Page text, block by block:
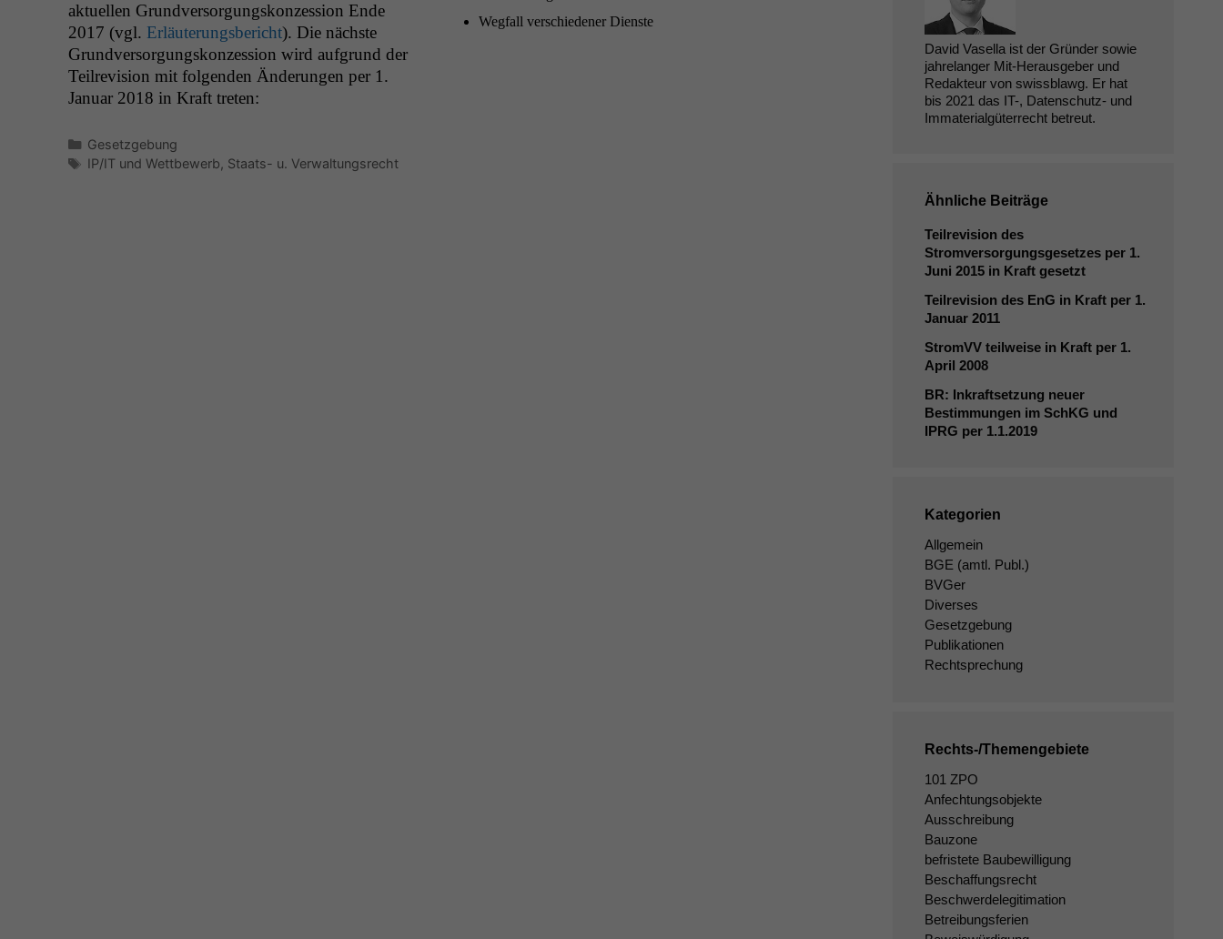
aktuellen Grund­ver­sorgungskonzes­sion Ende
2017 (vgl. Erläuterungs­bericht). Die näch­ste
Grund­ver­sorgungskonzes­sion wird auf­grund der
Teil­re­vi­sion mit fol­gen­den Änderun­gen per 1.
Jan­u­ar 2018 in Kraft treten:
Weg­fall ver­schieden­er Dienste
Kategorien
Gesetzgebung
Schlagwörter
IP/IT und Wettbewerb, Staats- u. Verwaltungsrecht
David Vasella ist der Gründer sowie
jahrelanger Mit-Herausgeber und
Redakteur von swissblawg. Er hat
bis 2021 das IT-, Datenschutz- und
Immaterialgüterrecht betreut.
Ähnliche Beiträge
Teilrevision des
Stromversorgungsgesetzes per 1.
Juni 2015 in Kraft gesetzt
Teilrevision des EnG in Kraft per 1.
Januar 2011
StromVV teilweise in Kraft per 1.
April 2008
BR: Inkraftsetzung neuer
Bestimmungen im SchKG und
IPRG per 1.1.2019
Kategorien
Allgemein
BGE (amtl. Publ.)
BVGer
Diverses
Gesetzgebung
Publikationen
Rechtsprechung
Rechts-/Themengebiete
101 ZPO
Anfechtungsobjekte
Ausschreibung
Bauzone
befristete Baubewilligung
Beschaffungsrecht
Beschwerdelegitimation
Betreibungsferien